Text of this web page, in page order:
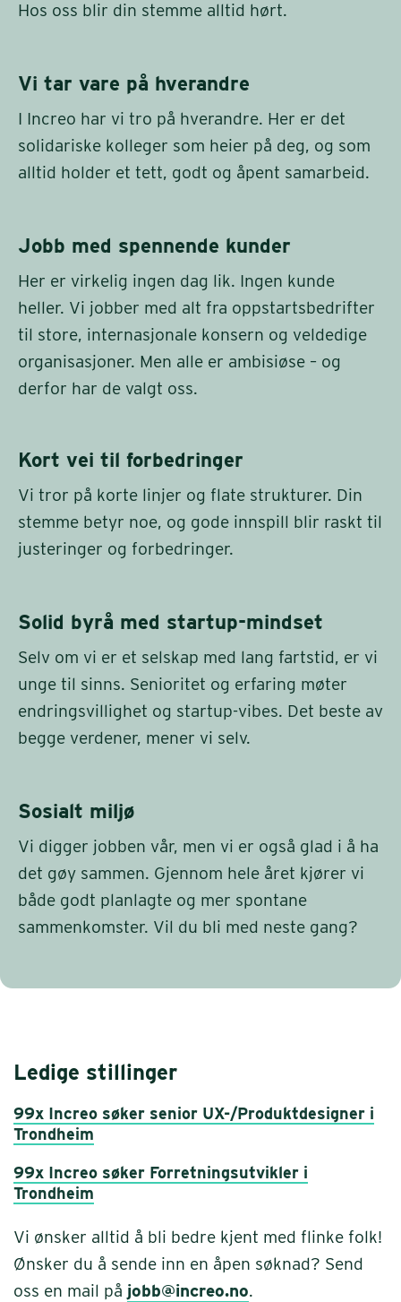
Hos oss blir din stemme alltid hørt.
Vi tar vare på hverandre
I Increo har vi tro på hverandre. Her er det
solidariske kolleger som heier på deg, og som
alltid holder et tett, godt og åpent samarbeid.
Jobb med spennende kunder
Her er virkelig ingen dag lik. Ingen kunde
heller. Vi jobber med alt fra oppstartsbedrifter
til store, internasjonale konsern og veldedige
organisasjoner. Men alle er ambisiøse – og
derfor har de valgt oss.
Kort vei til forbedringer
Vi tror på korte linjer og flate strukturer. Din
stemme betyr noe, og gode innspill blir raskt til
justeringer og forbedringer.
Solid byrå med startup-mindset
Selv om vi er et selskap med lang fartstid, er vi
unge til sinns. Senioritet og erfaring møter
endringsvillighet og startup-vibes. Det beste av
begge verdener, mener vi selv.
Sosialt miljø
Vi digger jobben vår, men vi er også glad i å ha
det gøy sammen. Gjennom hele året kjører vi
både godt planlagte og mer spontane
sammenkomster. Vil du bli med neste gang?
Ledige stillinger
99x Increo søker senior UX-/Produktdesigner i
Trondheim
99x Increo søker Forretningsutvikler i
Trondheim
Vi ønsker alltid å bli bedre kjent med flinke folk!
Ønsker du å sende inn en åpen søknad? Send
oss en mail på jobb@increo.no.